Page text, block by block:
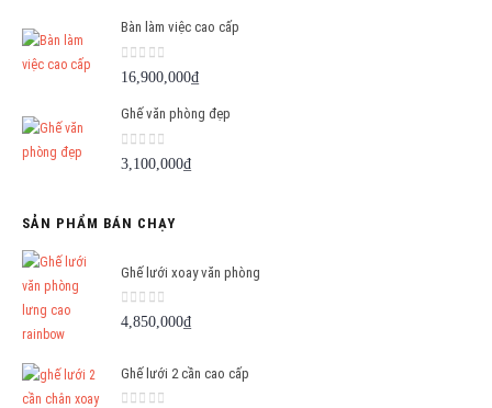
Bàn làm việc cao cấp
0out of 5
16,900,000₫
Ghế văn phòng đẹp
0 out of 5
3,100,000₫
SẢN PHẨM BÁN CHẠY
Ghế lưới xoay văn phòng
0 out of 5
4,850,000₫
Ghế lưới 2 cần cao cấp